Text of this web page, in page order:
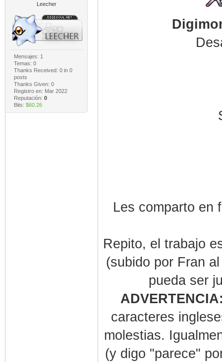
Leecher
Mensajes: 1
Temas: 0
Thanks Received: 0in 0
posts
Thanks Given: 0
Registro en: Mar 2022
Reputación: 0
Bits: $60.26
Les comparto en
Repito, el trabajo
(subido por Fran
pueda ser
caracteres
molestias.
(y digo "parece"